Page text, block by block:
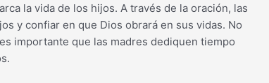
la vida de los hijos. A través de la oración, las
y confiar en que Dios obrará en sus vidas. No
importante que las madres dediquen tiempo